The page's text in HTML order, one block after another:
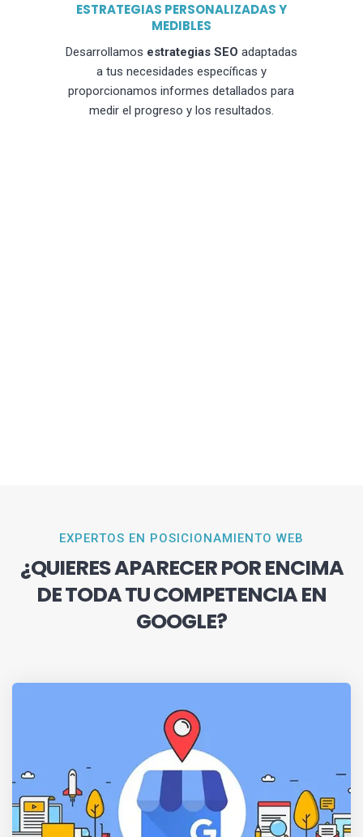
ESTRATEGIAS PERSONALIZADAS Y
MEDIBLES
Desarrollamos estrategias SEO adaptadas
a tus necesidades específicas y
proporcionamos informes detallados para
medir el progreso y los resultados.
EXPERTOS EN POSICIONAMIENTO WEB
¿QUIERES APARECER POR ENCIMA
DE TODA TU COMPETENCIA EN
GOOGLE?